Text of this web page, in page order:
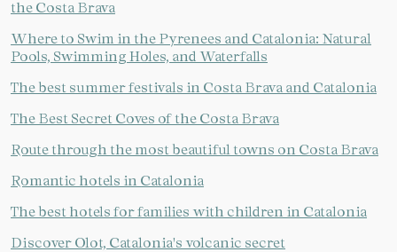
the Costa Brava
Where to Swim in the Pyrenees and Catalonia: Natural
Pools, Swimming Holes, and Waterfalls
The best summer festivals in Costa Brava and Catalonia
The Best Secret Coves of the Costa Brava
Route through the most beautiful towns on Costa Brava
Romantic hotels in Catalonia
The best hotels for families with children in Catalonia
Discover Olot, Catalonia's volcanic secret